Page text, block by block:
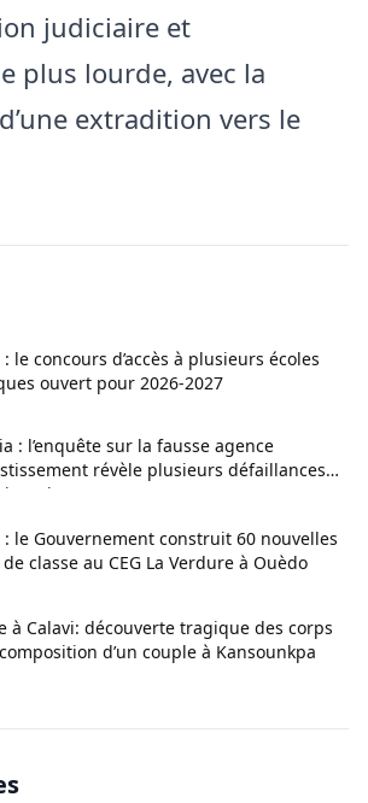
judiciaire et
plus lourde, avec la
extradition vers le
le concours d’accès à plusieurs écoles
ouvert pour 2026-2027
: l’enquête sur la fausse agence
révèle plusieurs défaillances
: le Gouvernement construit 60 nouvelles
classe au CEG La Verdure à Ouèdo
à Calavi: découverte tragique des corps
d’un couple à Kansounkpa